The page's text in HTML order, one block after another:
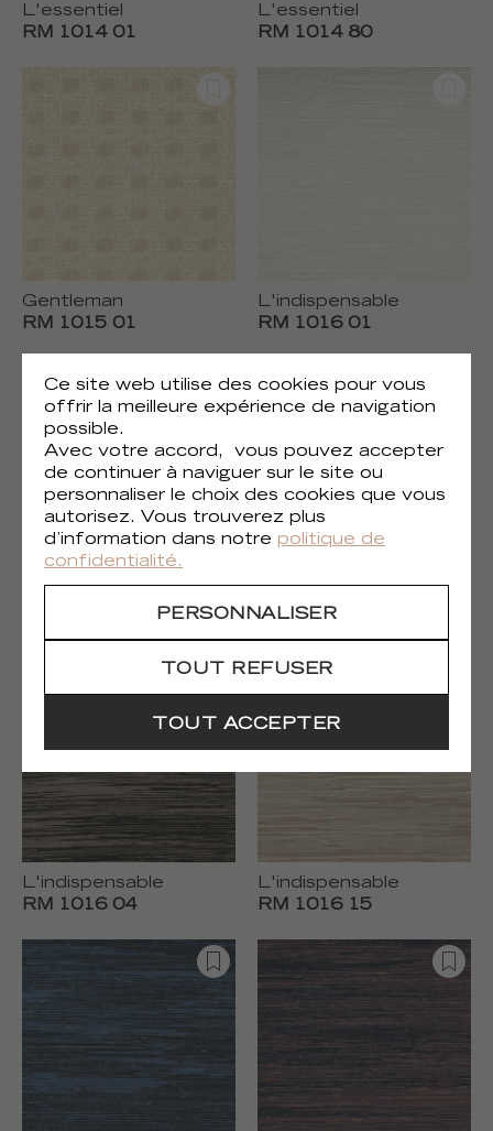
L'essentiel
RM 1014 01
L'essentiel
RM 1014 80
Gentleman
RM 1015 01
L'indispensable
RM 1016 01
RM 1016 03
L'indispensable
RM 1016 04
L'indispensable
RM 1016 15
Ce site web utilise des cookies pour vous
offrir la meilleure expérience de navigation
possible.
Avec votre accord, vous pouvez accepter
de continuer à naviguer sur le site ou
personnaliser le choix des cookies que vous
autorisez. Vous trouverez plus
d’information dans notre politique de
confidentialité.
PERSONNALISER
TOUT REFUSER
TOUT ACCEPTER